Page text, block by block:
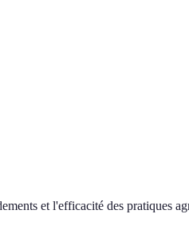
et l'efficacité des pratiques